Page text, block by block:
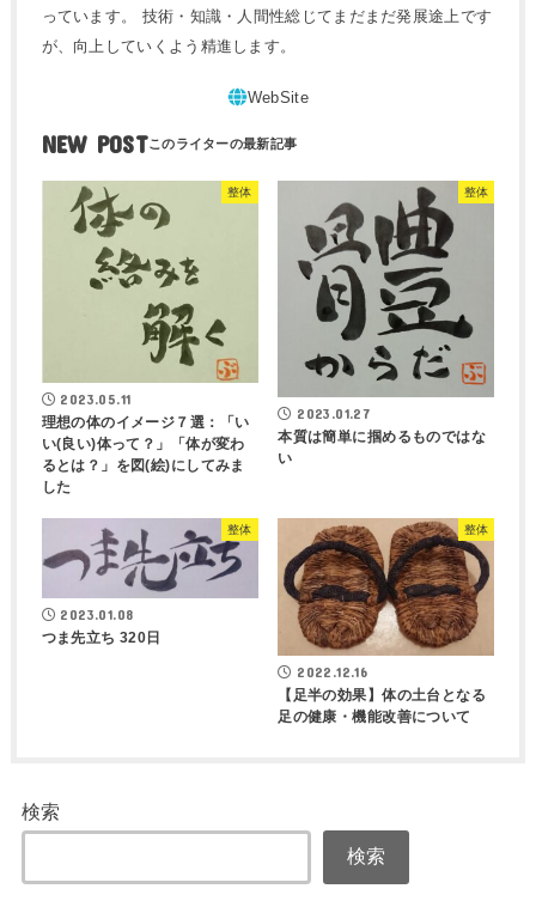
っています。 技術・知識・人間性総じてまだまだ発展途上です
が、向上していくよう精進します。
NEW POST
整体
2023.05.11
理想の体のイメージ７選：「い
い(良い)体って？」「体が変わ
るとは？」を図(絵)にしてみま
した
整体
2023.01.27
本質は簡単に掴めるものではな
い
整体
2023.01.08
つま先立ち 320日
整体
2022.12.16
【足半の効果】体の土台となる
足の健康・機能改善について
検索
検索